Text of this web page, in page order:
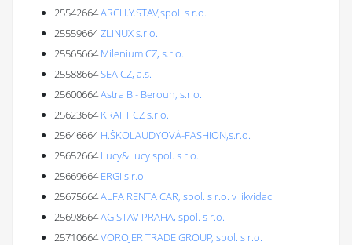
25542664ARCH.Y.STAV,spol. s r.o.
25559664ZLINUX s.r.o.
25565664 Milenium CZ, s.r.o.
25588664SEA CZ, a.s.
25600664Astra B - Beroun, s.r.o.
25623664 KRAFT CZ s.r.o.
25646664 H.ŠKOLAUDYOVÁ-FASHION,s.r.o.
25652664 Lucy&Lucy spol. s r.o.
25669664 ERGI s.r.o.
25675664ALFA RENTA CAR, spol. s r.o. v likvidaci
25698664AG STAV PRAHA, spol. s r.o.
25710664VOROJER TRADE GROUP, spol. s r.o.